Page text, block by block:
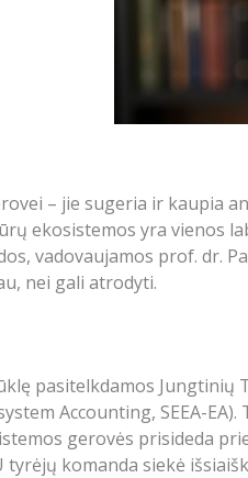
– jie sugeria ir kaupia
ekosistemos yra vienos
vadovaujamos prof. dr.
nei gali atrodyti.
pasitelkdamos Jungtinių
Accounting, SEEA-
gerovės prisideda
komanda siekė